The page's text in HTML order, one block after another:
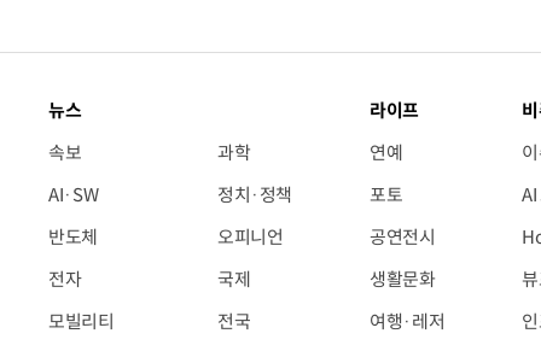
뉴스
속보
AI·SW
반도체
전자
모빌리티
과학
정치·정책
오피니언
국제
전국
라이프
연예
포토
공연전시
생활문화
여행·레저